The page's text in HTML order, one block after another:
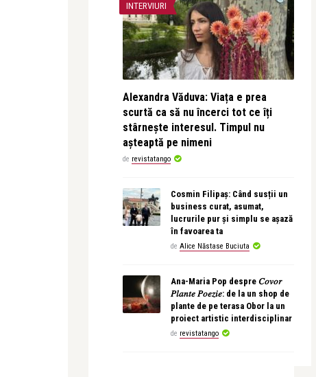
INTERVIURI
Alexandra Văduva: Viața e prea
scurtă ca să nu încerci tot ce îți
stârnește interesul. Timpul nu
așteaptă pe nimeni
de revistatango
Cosmin Filipaș: Când susții un
business curat, asumat,
lucrurile pur și simplu se așază
în favoarea ta
de Alice Năstase Buciuta
Ana-Maria Pop despre 𝐶𝑜𝑣𝑜𝑟
𝑃𝑙𝑎𝑛𝑡𝑒 𝑃𝑜𝑒𝑧𝑖𝑒: de la un shop de
plante de pe terasa Obor la un
proiect artistic interdisciplinar
de revistatango